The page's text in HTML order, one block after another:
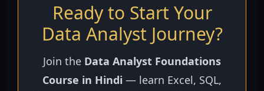
Ready to Start Your
Data Analyst Journey?
Join the Data Analyst Foundations
Course in Hindi — learn Excel, SQL,